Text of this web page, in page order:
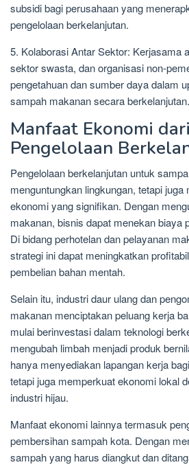
subsidi bagi perusahaan yang
pengelolaan berkelanjutan.
5. Kolaborasi Antar Sektor: Kerjasama
sektor swasta, dan organisasi non-
pengetahuan dan sumber daya dalam
sampah makanan secara berkelanjutan.
Manfaat Ekonomi dari
Pengelolaan
Pengelolaan berkelanjutan untuk
menguntungkan lingkungan, tetapi
ekonomi yang signifikan. Dengan
makanan, bisnis dapat menekan biaya
Di bidang perhotelan dan pelayanan
strategi ini dapat meningkatkan
pembelian bahan mentah.
Selain itu, industri daur ulang dan
makanan menciptakan peluang kerja
mulai berinvestasi dalam teknologi
mengubah limbah menjadi produk
hanya menyediakan lapangan kerja
tetapi juga memperkuat ekonomi lokal
industri hijau.
Manfaat ekonomi lainnya termasuk
pembersihan sampah kota. Dengan
sampah yang harus diangkut dan